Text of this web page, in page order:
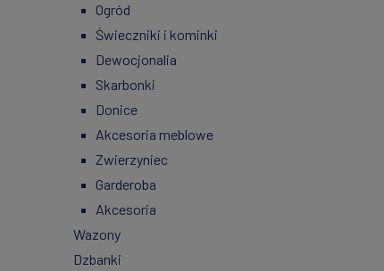
Ogród
Świeczniki i kominki
Dewocjonalia
Skarbonki
Donice
Akcesoria meblowe
Zwierzyniec
Garderoba
Akcesoria
Wazony
Dzbanki